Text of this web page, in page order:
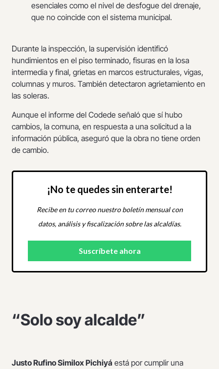
esenciales como el nivel de desfogue del drenaje,
que no coincide con el sistema municipal.
Durante la inspección, la supervisión identificó
hundimientos en el piso terminado, fisuras en la losa
intermedia y final, grietas en marcos estructurales, vigas,
columnas y muros. También detectaron agrietamiento en
las soleras.
Aunque el informe del Codede señaló que sí hubo
cambios, la comuna, en respuesta a una solicitud a la
información pública, aseguró que la obra no tiene orden
de cambio.
¡No te quedes sin enterarte!
Recibe en tu correo nuestro boletín mensual con
datos, análisis y fiscalización sobre las alcaldías.
“Solo soy alcalde”
Justo Rufino Similox Pichiyá está por cumplir una